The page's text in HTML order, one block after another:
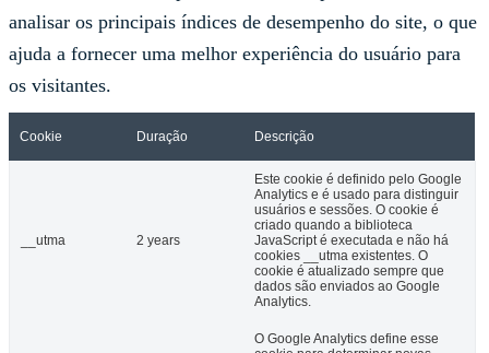
analisar os principais índices de desempenho do site, o que
ajuda a fornecer uma melhor experiência do usuário para
os visitantes.
Cookie Duração Descrição
__utma 2 years
Este cookie é definido pelo Google
Analytics e é usado para distinguir
usuários e sessões. O cookie é
criado quando a biblioteca
JavaScript é executada e não há
cookies __utma existentes. O
cookie é atualizado sempre que
dados são enviados ao Google
Analytics.
O Google Analytics define esse